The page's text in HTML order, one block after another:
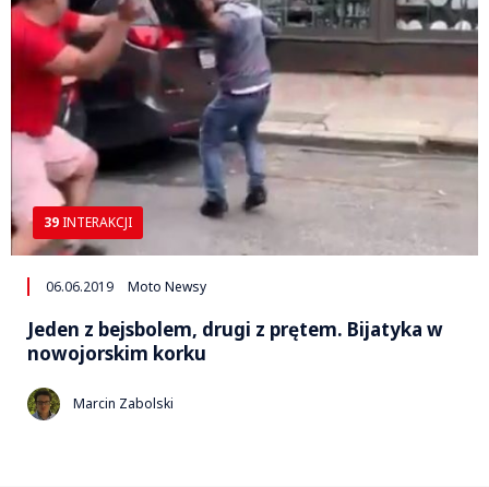
39 INTERAKCJI
06.06.2019 Moto Newsy
Jeden z bejsbolem, drugi z prętem. Bijatyka w
nowojorskim korku
Marcin Zabolski